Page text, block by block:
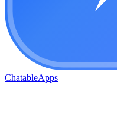
ChatableApps